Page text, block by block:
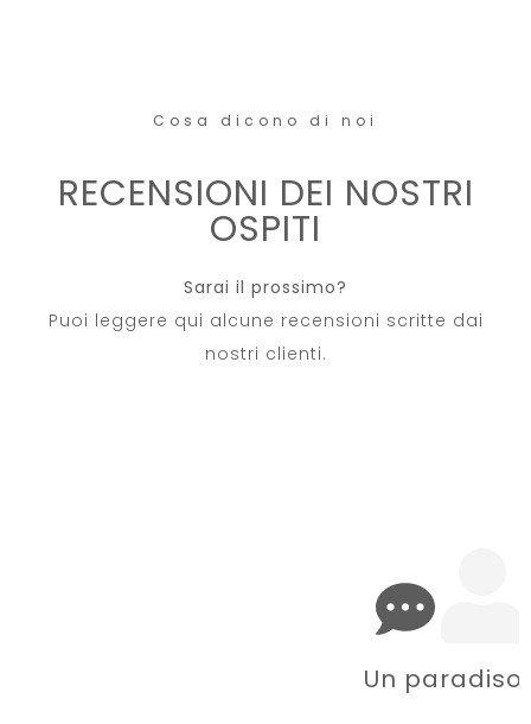
Cosa dicono di noi
RECENSIONI DEI NOSTRI
OSPITI
Sarai il prossimo?
Puoi leggere qui alcune recensioni scritte dai
nostri clienti.
Un